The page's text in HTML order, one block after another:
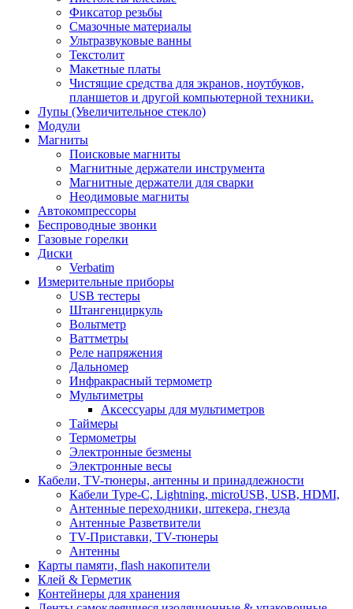
Фиксатор резьбы
Смазочные материалы
Ультразвуковые ванны
Текстолит
Макетные платы
Чистящие средства для экранов, ноутбуков,
планшетов и другой компьютерной техники.
Лупы (Увеличительное стекло)
Модули
Магниты
Поисковые магниты
Магнитные держатели инструмента
Магнитные держатели для сварки
Неодимовые магниты
Автокомпрессоры
Беспроводные звонки
Газовые горелки
Диски
Verbatim
Измерительные приборы
USB тестеры
Штангенциркуль
Вольтметр
Ваттметры
Реле напряжения
Дальномер
Инфракрасный термометр
Мультиметры
Аксессуары для мультиметров
Таймеры
Термометры
Электронные безмены
Электронные весы
Кабели, TV-тюнеры, антенны и принадлежности
Кабели Type-C, Lightning, microUSB, USB, HDMI,
Антенные переходники, штекера, гнезда
Антенные Разветвители
TV-Приставки, TV-тюнеры
Антенны
Карты памяти, flash накопители
Клей & Герметик
Контейнеры для хранения